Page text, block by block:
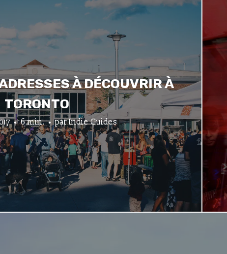
À DÉCOUVRIR À
TORONTO
6 min. parIndie Guides